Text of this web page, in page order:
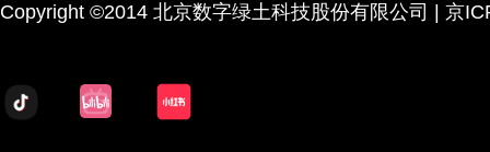
Copyright ©2014 北京数字绿土科技股份有限公司 | 京